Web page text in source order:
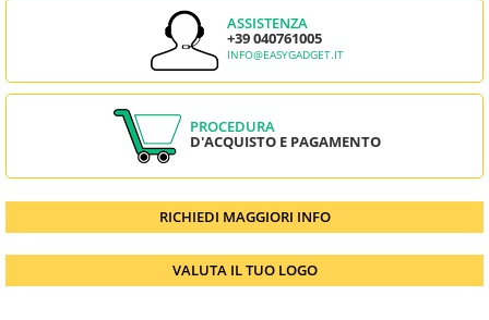
ASSISTENZA
+39 040761005
INFO@EASYGADGET.IT
PROCEDURA
D'ACQUISTO E PAGAMENTO
RICHIEDI MAGGIORI INFO
VALUTA IL TUO LOGO